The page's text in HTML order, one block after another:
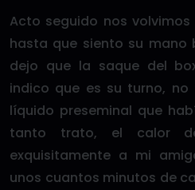
Acto seguido nos
hasta que siento su mano
dejo que la saque del
indico que es su turno,
líquido preseminal que
tanto trato, el calor
exquisitamente a mi
unos cuantos minutos de